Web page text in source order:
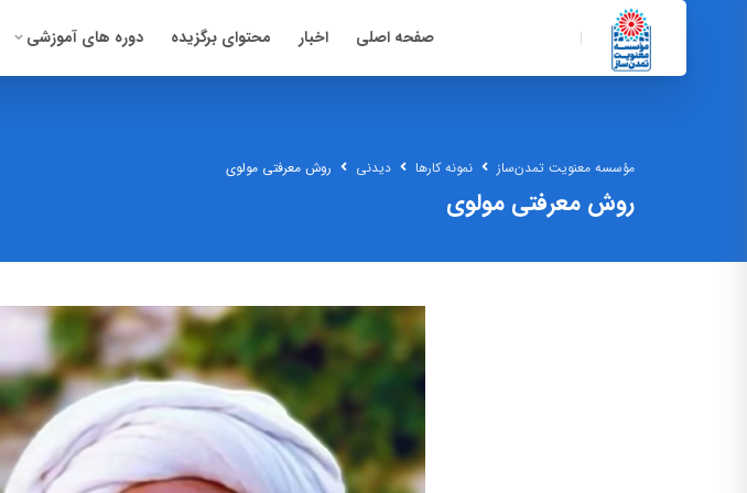
صفحه اصلی اخبار محتوای برگزیده دوره‌ های آموزشی
مؤسسه معنویت تمدن‌ساز نمونه کارها دیدنی روش معرفتی مولوی
روش معرفتی مولوی